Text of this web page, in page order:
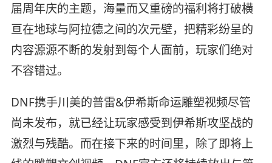
届周年庆的主题，海量而又重磅的福利将打破横
亘在地球与阿拉德之间的次元壁，把精彩纷呈的
内容源源不断的发射到每个人面前，玩家们绝对
不容错过。
DNF携手川美的普雷&伊希斯命运雕塑视频尽管
尚未发布，就已经让玩家感受到伊希斯攻坚战的
激烈与残酷。而在接下来的时间里，除了即将上